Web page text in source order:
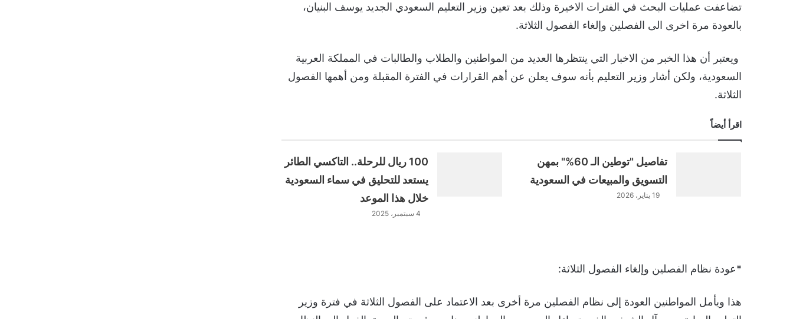
تضاعفت عمليات البحث في الفترات الاخيرة وذلك بعد تعين وزير التعليم السعودي الجديد يوسف البنيان،
بالعودة مرة اخرى الى الفصلين وإلغاء الفصول الثلاثة.
ويعتبر أن هذا الخبر من الاخبار التي ينتظرها العديد من المواطنين والطلاب والطالبات في المملكة العربية
السعودية، ولكن أشار وزير التعليم بأنه سوف يعلن عن أهم القرارات في الفترة المقبلة ومن أهمها الفصول
الثلاثة.
اقرأ أيضاً
تفاصيل "توطين الـ 60%" بمهن
التسويق والمبيعات في السعودية
19 يناير، 2026
100 ريال للرحلة.. التاكسي الطائر
يستعد للتحليق في سماء السعودية
خلال هذا الموعد
4 سبتمبر، 2025
*عودة نظام الفصلين وإلغاء الفصول الثلاثة:
هذا ويأمل المواطنين العودة إلى نظام الفصلين مرة أخرى بعد الاعتماد على الفصول الثلاثة في فترة وزير